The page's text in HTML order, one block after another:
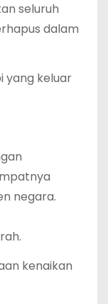
seluruh
dalam
yang keluar
negara.
kenaikan